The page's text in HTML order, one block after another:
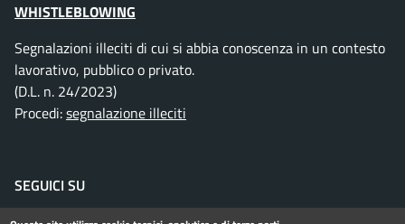
WHISTLEBLOWING
Segnalazioni illeciti di cui si abbia conoscenza in un contesto
lavorativo, pubblico o privato.
(D.L. n. 24/2023)
Procedi:segnalazione illeciti
SEGUICI SU